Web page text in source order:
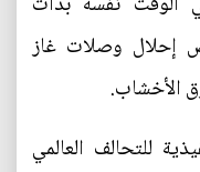
في 2016 تعرض إحلال وصلات غاز
الأخشاب.
للتحالف العالمي